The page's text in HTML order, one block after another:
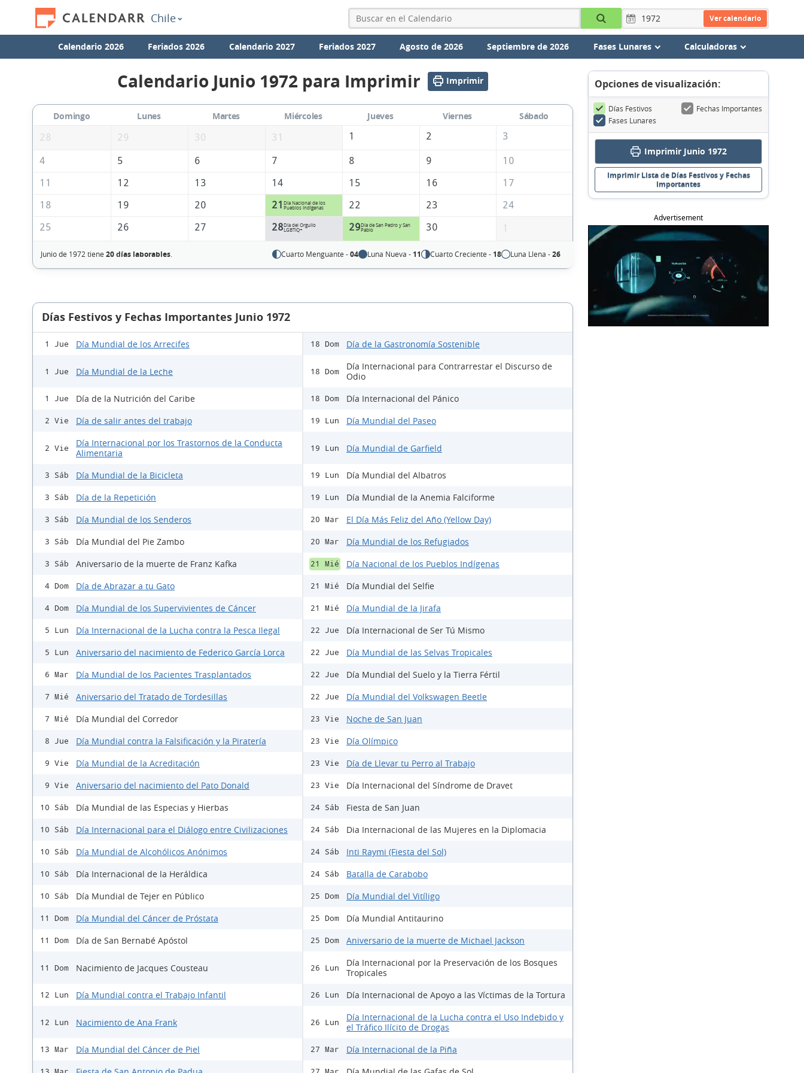
Chile Ver calendario
Calendario 2026 Feriados 2026 Calendario 2027 Feriados 2027 Agosto de 2026 Septiembre de 2026 Fases Lunares Calculadoras
Calendario Junio 1972 para Imprimir Imprimir
Domingo Lunes Martes Miércoles Jueves Viernes
Sábado
28
29 30 31 1 2 3
4 5 6 7 8 9
10
11
12 13 14 15 16
17
18
19 20 21 Día Nacional de los
Pueblos Indígenas
22 23
24
25
26 27 28Día del Orgullo
LGBTIQ+
29Día de San Pedro y San
Pablo
30 1
Junio de 1972 tiene 20 días laborables. Cuarto Menguante -04 Luna Nueva - 11 Cuarto Creciente - 18 Luna Llena -26
Días Festivos y Fechas Importantes Junio 1972
1 Jue Día Mundial de los Arrecifes
1 Jue Día Mundial de la Leche
1 Jue Día de la Nutrición del Caribe
2 Vie Día de salir antes del trabajo
2 Vie
Día Internacional por los Trastornos de la Conducta
Alimentaria
3 Sáb Día Mundial de la Bicicleta
3 Sáb Día de la Repetición
3 Sáb Día Mundial de los Senderos
3 Sáb Día Mundial del Pie Zambo
3 Sáb Aniversario de la muerte de Franz Kafka
4 Dom Día de Abrazar a tu Gato
4 Dom Día Mundial de los Supervivientes de Cáncer
5 Lun Día Internacional de la Lucha contra la Pesca Ilegal
5 Lun Aniversario del nacimiento de Federico García Lorca
6 Mar Día Mundial de los Pacientes Trasplantados
7 Mié Aniversario del Tratado de Tordesillas
7 Mié Día Mundial del Corredor
8 Jue Día Mundial contra la Falsificación y la Piratería
9 Vie Día Mundial de la Acreditación
9 Vie Aniversario del nacimiento del Pato Donald
10 Sáb Día Mundial de las Especias y Hierbas
10 Sáb Día Internacional para el Diálogo entre Civilizaciones
10 Sáb Día Mundial de Alcohólicos Anónimos
10 Sáb Día Internacional de la Heráldica
10 Sáb Día Mundial de Tejer en Público
11 Dom Día Mundial del Cáncer de Próstata
11 Dom Día de San Bernabé Apóstol
11 Dom Nacimiento de Jacques Cousteau
12 Lun Día Mundial contra el Trabajo Infantil
12 Lun Nacimiento de Ana Frank
13 Mar Día Mundial del Cáncer de Piel
18 Dom Día de la Gastronomía Sostenible
18 Dom
Día Internacional para Contrarrestar el Discurso de
Odio
18 Dom Día Internacional del Pánico
19 Lun Día Mundial del Paseo
19 Lun Día Mundial de Garfield
19 Lun Día Mundial del Albatros
19 Lun Día Mundial de la Anemia Falciforme
20 Mar El Día Más Feliz del Año (Yellow Day)
20 Mar Día Mundial de los Refugiados
21 Mié Día Nacional de los Pueblos Indígenas
21 Mié Día Mundial del Selfie
21 Mié Día Mundial de la Jirafa
22 Jue Día Internacional de Ser Tú Mismo
22 Jue Día Mundial de las Selvas Tropicales
22 Jue Día Mundial del Suelo y la Tierra Fértil
22 Jue Día Mundial del Volkswagen Beetle
23 Vie Noche de San Juan
23 Vie Día Olímpico
23 Vie Día de Llevar tu Perro al Trabajo
23 Vie Día Internacional del Síndrome de Dravet
24 Sáb Fiesta de San Juan
24 Sáb Dia Internacional de las Mujeres en la Diplomacia
24 Sáb Inti Raymi (Fiesta del Sol)
24 Sáb Batalla de Carabobo
25 Dom Día Mundial del Vitíligo
25 Dom Día Mundial Antitaurino
25 Dom Aniversario de la muerte de Michael Jackson
26 Lun
Día Internacional por la Preservación de los Bosques
Tropicales
26 Lun Día Internacional de Apoyo a las Víctimas de la Tortura
26 Lun
Día Internacional de la Lucha contra el Uso Indebido y
el Tráfico Ilícito de Drogas
27 Mar Día Internacional de la Piña
Opciones de visualización:
Días Festivos
Fechas Importantes
Fases Lunares
Imprimir Junio 1972
Imprimir Lista de Días Festivos y Fechas
Importantes
Advertisement